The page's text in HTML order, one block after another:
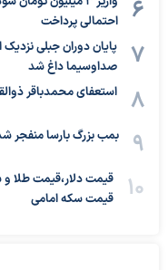
احتمالی پرداخت
پایان دوران جبلی
صداوسیما داغ شد
استعفای محمدباقر
بمب بزرگ بارسا منفجر
قیمت سکه امامی